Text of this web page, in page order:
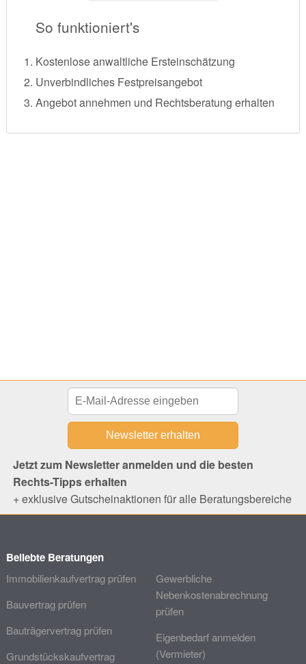
So funktioniert's
Kostenlose anwaltliche Ersteinschätzung
Unverbindliches Festpreisangebot
Angebot annehmen und Rechtsberatung erhalten
Jetzt zum Newsletter anmelden und die besten
Rechts-Tipps erhalten
+ exklusive Gutscheinaktionen für alle Beratungsbereiche
Beliebte Beratungen
Immobilienkaufvertrag prüfen
Bauvertrag prüfen
Bauträgervertrag prüfen
Grundstückskaufvertrag
Gewerbliche
Nebenkostenabrechnung
prüfen
Eigenbedarf anmelden
(Vermieter)